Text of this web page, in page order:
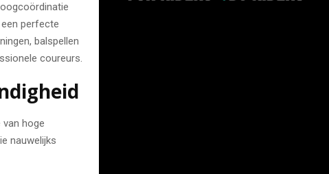
perfecte
balspellen
coureurs.
hoge
nauwelijks